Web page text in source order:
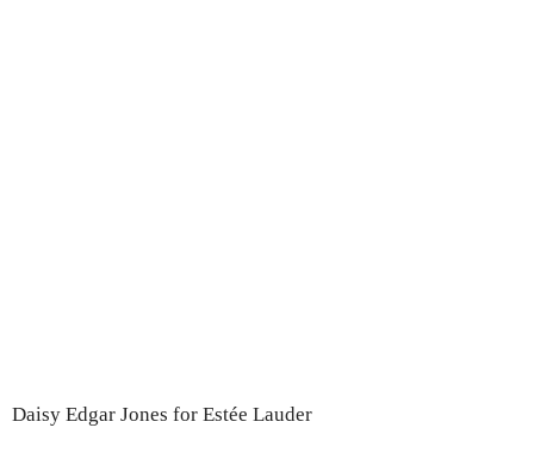
Daisy Edgar Jones for Estée Lauder